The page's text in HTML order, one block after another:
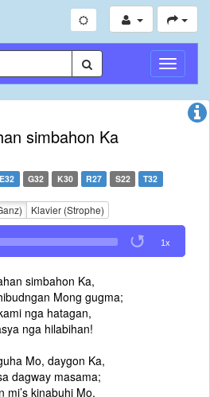
simbahon Ka
E32 G32 K30 R27 S22 T32
Klavier (Strophe)
1x
simbahon Ka,
Mong gugma;
nga hatagan,
nga hilabihan!
Mo, daygon Ka,
dagway masama;
mi’s kinabuhi Mo,